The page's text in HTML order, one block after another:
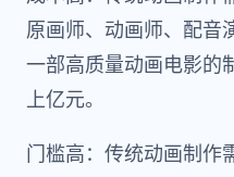
原画师、动画师、配音
一部高质量动画电影的
上亿元。
门槛高：传统动画制作